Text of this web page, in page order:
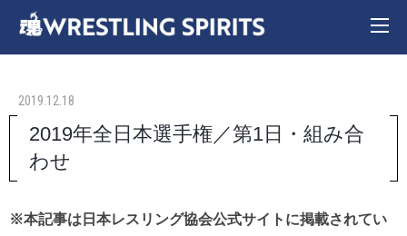
2019.12.18
2019年全日本選手権／第1日・組み合
わせ
※本記事は日本レスリング協会公式サイトに掲載されてい